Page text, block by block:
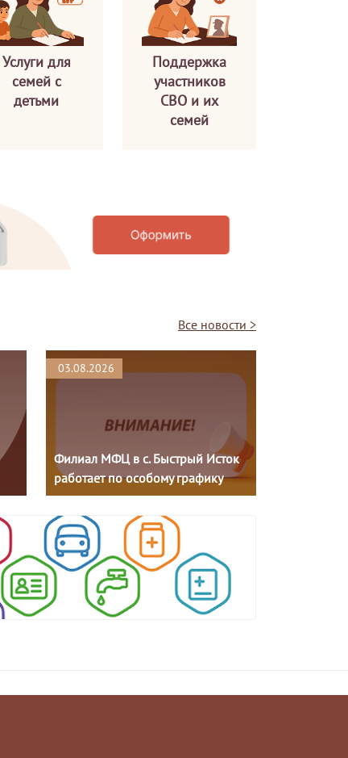
Услуги для
семей с
детьми
Поддержка
участников
СВО и их
семей
Все новости >
03.08.2026
Филиал МФЦ в с. Быстрый Исток
работает по особому графику